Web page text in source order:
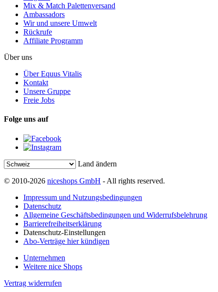
Mix & Match Palettenversand
Ambassadors
Wir und unsere Umwelt
Rückrufe
Affiliate Programm
Über uns
Über Equus Vitalis
Kontakt
Unsere Gruppe
Freie Jobs
Folge uns auf
Land ändern
© 2010-2026 niceshops GmbH - All rights reserved.
Impressum und Nutzungsbedingungen
Datenschutz
Allgemeine Geschäftsbedingungen und Widerrufsbelehrung
Barrierefreiheitserklärung
Datenschutz-Einstellungen
Abo-Verträge hier kündigen
Unternehmen
Weitere nice Shops
Vertrag widerrufen